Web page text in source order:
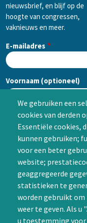
We gebruiken een
cookies van derden
Essentiële cookies,
kunnen gebruiken;
voor een beter
website;
geaggregeerde
statistieken te
worden gebruikt
weer te geven. Als u
u toestemming voor
nieuwsbrief, en blijf op de
hoogte van congressen,
vaknieuws en meer.
E-mailadres
Voornaam (optioneel)
Achternaam (optioneel)
CAPTCHA